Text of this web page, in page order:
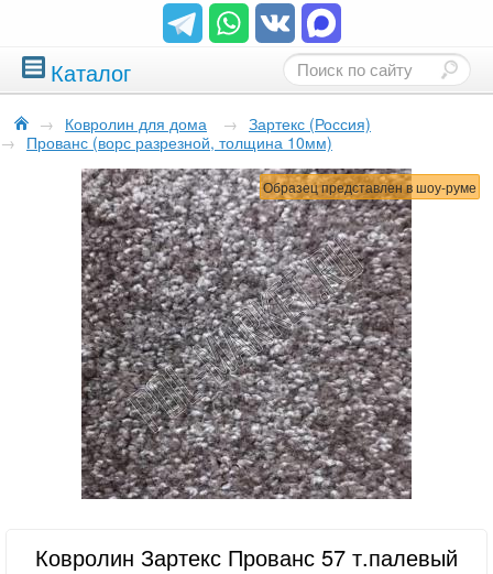
Каталог
→ Ковролин для дома → Зартекс (Россия)
→ Прованс (ворс разрезной, толщина 10мм)
Образец представлен в шоу-руме
Ковролин Зартекс Прованс 57 т.палевый